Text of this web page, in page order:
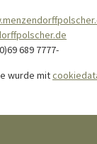
689 7777-
wurde mit